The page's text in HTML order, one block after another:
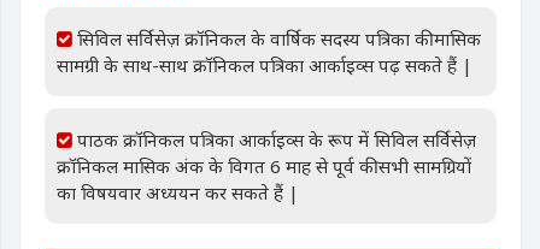
सिविल सर्विसेज़ क्रॉनिकल के वार्षिक सदस्य पत्रिका की मासिक
सामग्री के साथ-साथ क्रॉनिकल पत्रिका आर्काइव्स पढ़ सकते हैं |
पाठक क्रॉनिकल पत्रिका आर्काइव्स के रूप में सिविल सर्विसेज़
क्रॉनिकल मासिक अंक के विगत 6 माह से पूर्व की सभी सामग्रियों
का विषयवार अध्ययन कर सकते हैं |